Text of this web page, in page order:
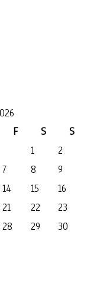
F S
S
1
2
7 8
9
14 15
16
21 22
23
28 29
30